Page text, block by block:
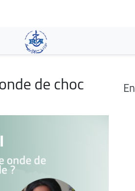
contenu
principal
de choc